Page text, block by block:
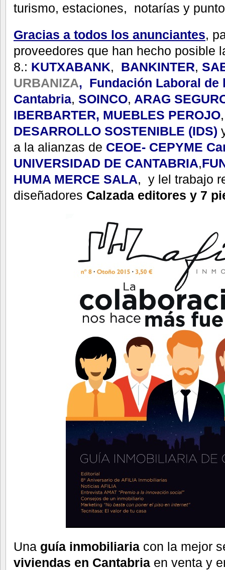
turismo, estaciones, notarías y
Gracias a todos los anunciantes,
proveedores que han hecho posible
8.: KUTXABANK, BANKINTER,
URBANIZA, Fundación Laboral de
Cantabria, SOINCO, ARAG
IBERBARTER, MUEBLES PEROJO
DESARROLLO SOSTENIBLE (IDS)
a la alianzas de CEOE- CEPYME
UNIVERSIDAD DE CANTABRIA,
HUMA MERCE SALA, y lel trabajo
diseñadores Calzada editores y 7
Una guía inmobiliaria con la mejor
viviendas en Cantabria en venta y